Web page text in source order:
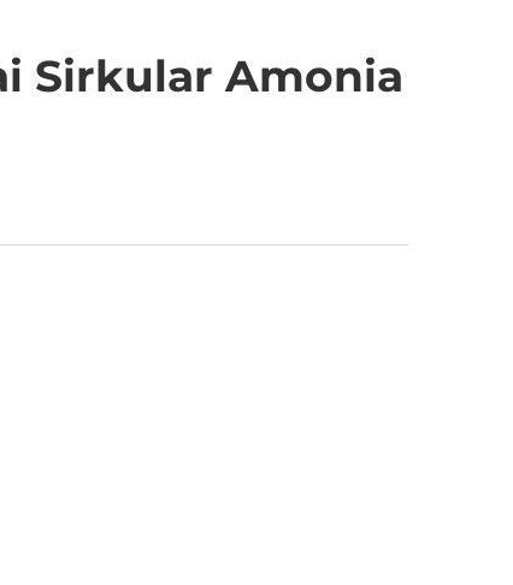
Sirkular Amonia